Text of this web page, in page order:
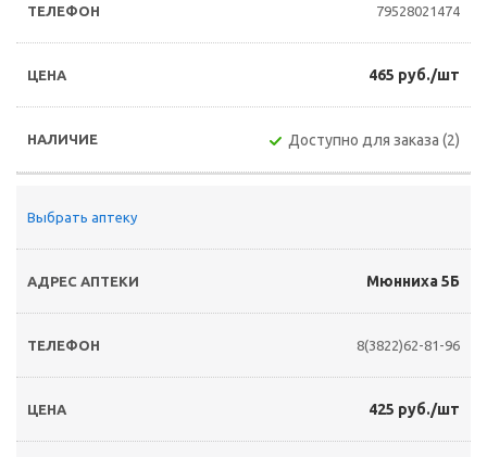
79528021474
465 руб./шт
Доступно для заказа (2)
Выбрать аптеку
Мюнниха 5Б
8(3822)62-81-96
425 руб./шт